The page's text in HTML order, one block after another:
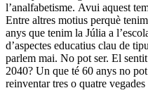
l’analfabetisme. Avui aquest
Entre altres motius perquè
anys que tenim la Júlia a
d’aspectes educatius clau de
parlem mai. No pot ser. El
2040? Un que té 60 anys no
reinventar tres o quatre